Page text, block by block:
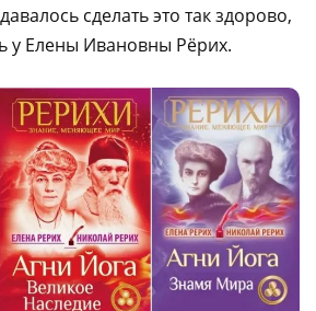
сделать это так здорово,
у Елены Ивановны Рёрих.